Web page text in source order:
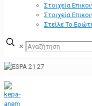
Στοιχεία
Στοιχεία
Στείλε Το
✕